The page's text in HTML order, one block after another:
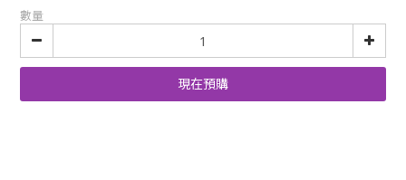
數量
現在預購